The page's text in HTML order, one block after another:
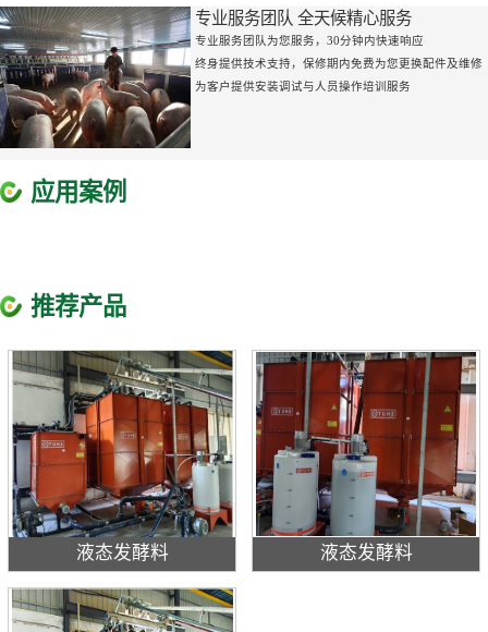
专业服务团队 全天候精心服务
专业服务团队为您服务，30分钟内快速响应
终身提供技术支持，保修期内免费为您更换配件及维修
为客户提供安装调试与人员操作培训服务
应用案例
推荐产品
液态发酵料 液态发酵料